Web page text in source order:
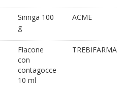
Siringa 100
g
ACME
Flacone
con
contagocce
10 ml
TREBIFARMA